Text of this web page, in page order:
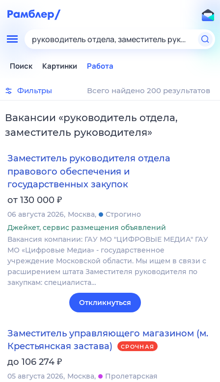
руководитель отдела, заместитель
Поиск Картинки Работа
Фильтры Всего найдено 200 результатов
Вакансии «руководитель отдела,
заместитель руководителя»
Заместитель руководителя отдела
правового обеспечения и
государственных закупок
от 130 000 ₽
06 августа 2026 Москва
Строгино
Джейкет, сервис размещения объявлений
Вакансия компании: ГАУ МО "ЦИФРОВЫЕ МЕДИА" ГАУ
МО «Цифровые Медиа» - государственное
учреждение Московской области. Мы ищем в связи с
расширением штата Заместителя руководителя по
закупкам: специалиста…
Откликнуться
Заместитель управляющего магазином (м.
Крестьянская застава)
СРОЧНАЯ
до 106 274 ₽
05 августа 2026 Москва
Пролетарская